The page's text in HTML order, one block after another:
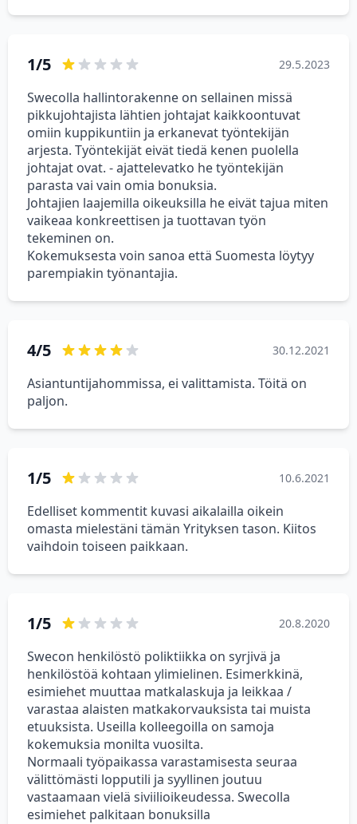
1/5 29.5.2023
Swecolla hallintorakenne on sellainen missä
pikkujohtajista lähtien johtajat kaikkoontuvat
omiin kuppikuntiin ja erkanevat työntekijän
arjesta. Työntekijät eivät tiedä kenen puolella
johtajat ovat. - ajattelevatko he työntekijän
parasta vai vain omia bonuksia.
Johtajien laajemilla oikeuksilla he eivät tajua miten
vaikeaa konkreettisen ja tuottavan työn
tekeminen on.
Kokemuksesta voin sanoa että Suomesta löytyy
parempiakin työnantajia.
4/5 30.12.2021
Asiantuntijahommissa, ei valittamista. Töitä on
paljon.
1/5 10.6.2021
Edelliset kommentit kuvasi aikalailla oikein
omasta mielestäni tämän Yrityksen tason. Kiitos
vaihdoin toiseen paikkaan.
1/5 20.8.2020
Swecon henkilöstö poliktiikka on syrjivä ja
henkilöstöä kohtaan ylimielinen. Esimerkkinä,
esimiehet muuttaa matkalaskuja ja leikkaa /
varastaa alaisten matkakorvauksista tai muista
etuuksista. Useilla kolleegoilla on samoja
kokemuksia monilta vuosilta.
Normaali työpaikassa varastamisesta seuraa
välittömästi lopputili ja syyllinen joutuu
vastaamaan vielä siviilioikeudessa. Swecolla
esimiehet palkitaan bonuksilla